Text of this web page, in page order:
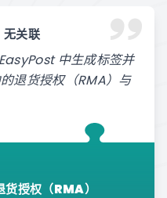
关联
中生成标签并
退货授权（RMA）与
授权（RMA）